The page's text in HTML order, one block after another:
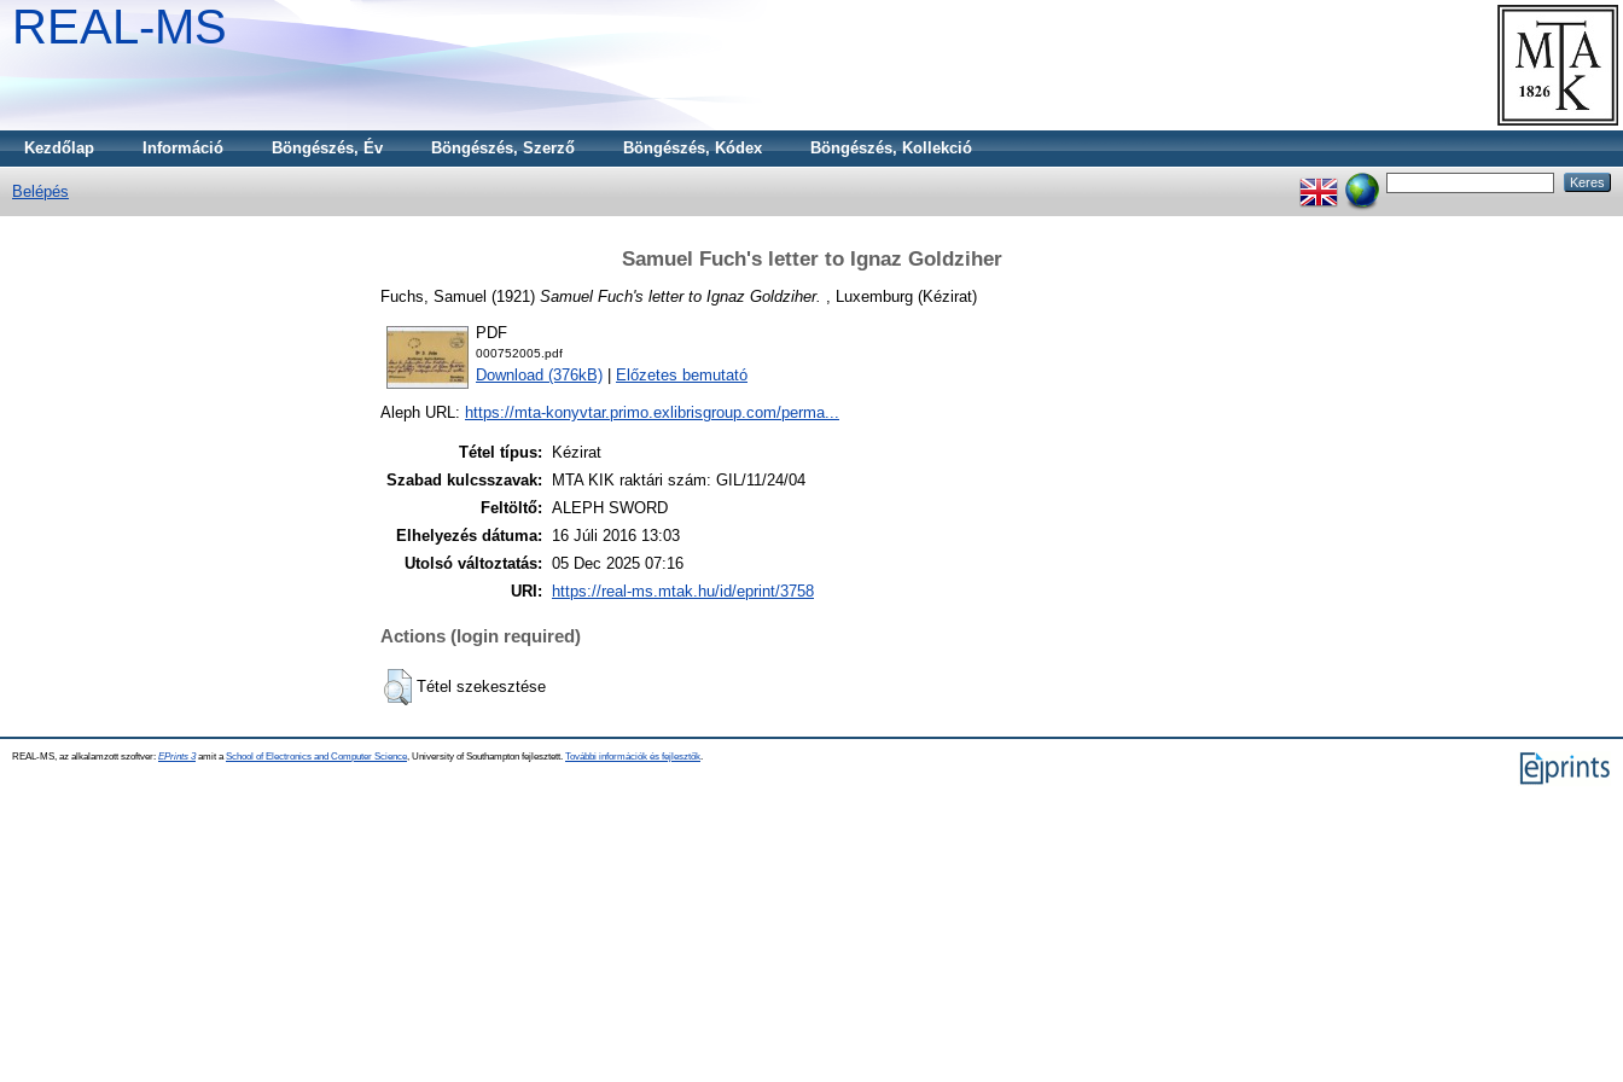
REAL-MS
Kezdőlap Információ Böngészés, Év Böngészés, Szerző Böngészés, Kódex Böngészés, Kollekció
Belépés
Samuel Fuch's letter to Ignaz Goldziher
Fuchs, Samuel (1921) Samuel Fuch's letter to Ignaz Goldziher. , Luxemburg (Kézirat)
PDF
000752005.pdf
Download (376kB) Előzetes bemutató
Aleph URL: https://mta-konyvtar.primo.exlibrisgroup.com/perma...
Tétel típus:
Kézirat
Szabad kulcsszavak:
MTA KIK raktári szám: GIL/11/24/04
Feltöltő: ALEPH SWORD
Elhelyezés dátuma:
16 Júli 2016 13:03
Utolsó változtatás: 05 Dec 2025 07:16
URI:
https://real-ms.mtak.hu/id/eprint/3758
Actions (login required)
Tétel szekesztése
REAL-MS, az alkalamzott szoftver: EPrints 3amit a School of Electronics and Computer Science , University of Southampton fejlesztett. További információk és fejlesztők